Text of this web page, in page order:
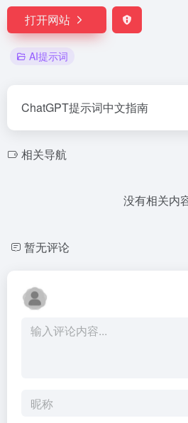
打开网站
AI提示词
ChatGPT提示词中文指南
相关导航
没有相关内
暂无评论